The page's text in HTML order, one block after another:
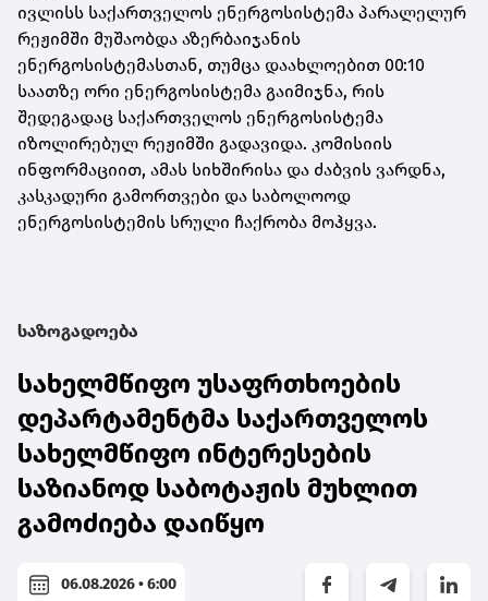
ივლისს საქართველოს ენერგოსისტემა პარალელურ
რეჟიმში მუშაობდა აზერბაიჯანის
ენერგოსისტემასთან, თუმცა დაახლოებით 00:10
საათზე ორი ენერგოსისტემა გაიმიჯნა, რის
შედეგადაც საქართველოს ენერგოსისტემა
იზოლირებულ რეჟიმში გადავიდა. კომისიის
ინფორმაციით, ამას სიხშირისა და ძაბვის ვარდნა,
კასკადური გამორთვები და საბოლოოდ
ენერგოსისტემის სრული ჩაქრობა მოჰყვა.
საზოგადოება
სახელმწიფო უსაფრთხოების
დეპარტამენტმა საქართველოს
სახელმწიფო ინტერესების
საზიანოდ საბოტაჟის მუხლით
გამოძიება დაიწყო
06.08.2026 • 6:00